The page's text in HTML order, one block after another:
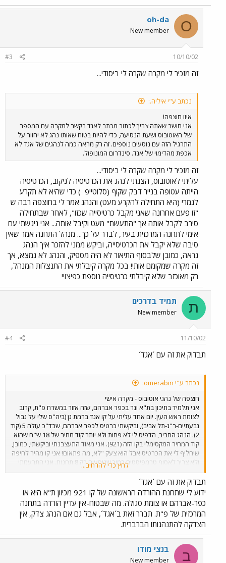
O
oh-da
New member
10/10/02
#3
זה מזכיר לי מקרה שקרה לי ביסודי...
נכתב ע"י איליה.:
איזו חוצפה!
אני חושב שאתה צריך לכתוב מכתב לאגד בקשר למקרה עם המספר
של האוטובוס ושעת הנסיעה, כדי להיות בטוח שאותו נהג לא יחזור על
התרגיל הזה עם נוסעים נוספים. זה רק מראה כמה לנהגים של אגד לא
אכפת מהדימוי של אגד. סינדרום המונופול.
זה מזכיר לי מקרה שקרה לי ביסודי...
עליתי לאוטובוס, הצגתי לנהג את הכרטיסיה לניקוב, הכרטיסיה
הייתה עטופה בנייר דבק שקוף (סלוטייפ ) כדי שהיא לא תקרע
לגמרי (היא התחילה להקרע מעט) והנהג אמר לי בחוצפה רבה ש
"זו פעם אחרונה שאני מקבל כרטיסייה שכזו", לאחר שבתחילה
סירב לקבל אותה אך "התעשת" מעט וקיבל אותה... אני ניגשתי עם
אימי לתחנה המרכזית בעיר, לברר על כך... מנהל התחנה אמר שאין
סיבה שלא יקבל את הכרטיסייה, וביקש ממני להזכר איך הנהג
נראה, כמובן שלבסוף התיאור לא היה מספיק, והנהג לא נמצא, אך
זה מקרה שמקומם אותי! בכל מקרה קיבלתי את התנצלות המנהל,
רק מאוכזב שלא קיבלתי כרטיסייה נוספת כפיצויי
ת תמיד בדרכים
New member
11/10/02
#4
תבדוק את זה עם ´אגד´
נכתב ע"י omerabin:
חוצפה של נהגי אוטובוס - מקרה אישי
אני תלמיד בתיכון בת"א וגר בכפר אברהם, שזה אזור במשרח פ"ת, קרוב
לצומת ראש העין. יום אחד עליתי על קו אגד ברמת גן (ביה"ס שלי על גבול
גבעתיים-ר"ג-תל אביב), וביקשתי כרטיס לכפר אברהם, שבד"כ עולה 5 (קוד
2). הנהג החביב, הדפיס לי לא פחות ולא יותר קוד מחיר של 18 ש"ח שהוא
קוד המחיר המקסימלי בקו הזה (921). אני מאוד התעצבנתי וביקשתי, כמובן,
שיחליף לי את הכרטיס אבל הוא צעק "לא, מה פתאום! אני קו מהיר לחיפה
ולא צריך לאסוף טרמפיסטים כמוך שנוסעים רק 8 תחנות. אני התרעמתי
ואמרתי לו שלא סתם קבעו לו תחנת עצירה בכפר אברהם ושהוא אחד
אחת ל30 דקות). הוא התחיל לצרוח כמו מטורף, וצעק עלי לרדת
מהאוטובוס, עד שהתחלתי לרשום בטלפון הסלולרי שלי את מספר
האוטובוס והנהג והוא נכנע, ונתן לי כרטיס בקוד הנכון. מה דעתכם?
לחץ כדי להרחיב...
תבדוק את זה עם ´אגד´
ידוע לי שתחנת ההורדה הראשונה של קו 921 מכיוון ת"א היא או
כפר-אברהם או צומת סגולה. מה שבטוח-אין עדיין הורדה בתחנה
המרכזית של פ"ת. תברר זאת ב´אגד´, אבל גם אם הנהג צדק, אין
הצדקה להתנהגותו הברברית.
ב בנצי מודו
New member